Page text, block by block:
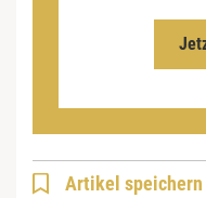
Artikel speichern